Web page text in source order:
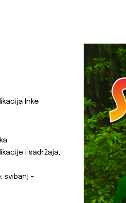
Inke
i sadržaja,
: svibanj -